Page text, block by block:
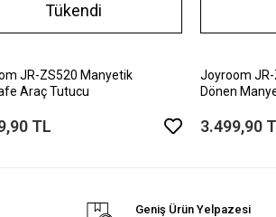
Tükendi
JR-ZS520 Manyetik
Araç Tutucu
TL
Joyroom
Dönen
3.499,90
Geniş Ürün Yelpazesi